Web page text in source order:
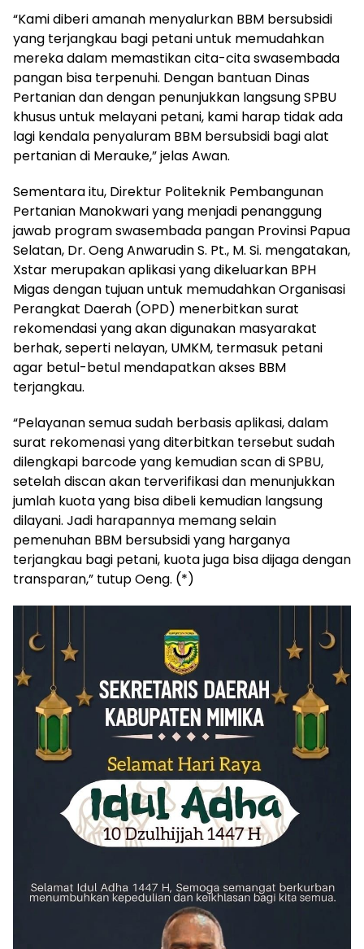
“Kami diberi amanah menyalurkan BBM bersubsidi
yang terjangkau bagi petani untuk memudahkan
mereka dalam memastikan cita-cita swasembada
pangan bisa terpenuhi. Dengan bantuan Dinas
Pertanian dan dengan penunjukkan langsung SPBU
khusus untuk melayani petani, kami harap tidak ada
lagi kendala penyaluram BBM bersubsidi bagi alat
pertanian di Merauke,” jelas Awan.
Sementara itu, Direktur Politeknik Pembangunan
Pertanian Manokwari yang menjadi penanggung
jawab program swasembada pangan Provinsi Papua
Selatan, Dr. Oeng Anwarudin S. Pt., M. Si. mengatakan,
Xstar merupakan aplikasi yang dikeluarkan BPH
Migas dengan tujuan untuk memudahkan Organisasi
Perangkat Daerah (OPD) menerbitkan surat
rekomendasi yang akan digunakan masyarakat
berhak, seperti nelayan, UMKM, termasuk petani
agar betul-betul mendapatkan akses BBM
terjangkau.
“Pelayanan semua sudah berbasis aplikasi, dalam
surat rekomenasi yang diterbitkan tersebut sudah
dilengkapi barcode yang kemudian scan di SPBU,
setelah discan akan terverifikasi dan menunjukkan
jumlah kuota yang bisa dibeli kemudian langsung
dilayani. Jadi harapannya memang selain
pemenuhan BBM bersubsidi yang harganya
terjangkau bagi petani, kuota juga bisa dijaga dengan
transparan,” tutup Oeng. (*)